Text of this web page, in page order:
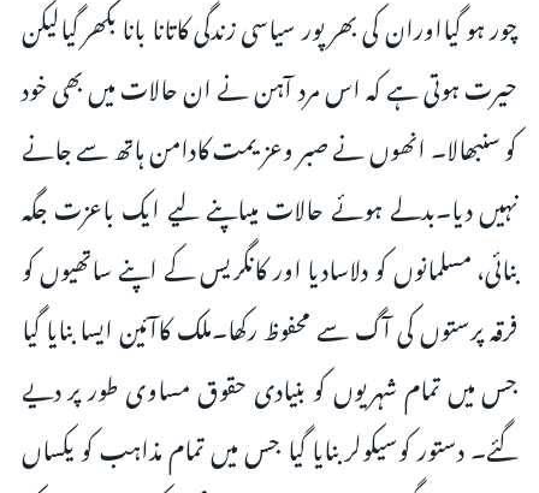
چور ہو گیااوران کی بھر پور سیاسی زندگی کاتانا بانا بکھر گیالیکن
حیرت ہوتی ہے کہ اس مرد آہن نے ان حالات میں بھی خود
کو سنبھالا۔ انھوں نے صبر وعزیمت کادامن ہاتھ سے جانے
نہیں دیا۔بدلے ہوئے حالات میںاپنے لیے ایک باعزت جگہ
بنائی، مسلمانوں کو دلاسادیا اور کانگریس کے اپنے ساتھیوں کو
فرقہ پرستوں کی آگ سے محفوظ رکھا۔ملک کاآئین ایسا بنایا گیا
جس میں تمام شہریوں کو بنیادی حقوق مساوی طور پر دیے
گئے۔ دستور کوسیکولر بنایا گیا جس میں تمام مذاہب کو یکساں